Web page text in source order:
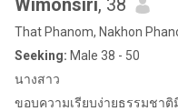
Wimonsiri, 38
That Phanom, Nakhon
Seeking: Male 38 - 50
นางสาว
ขอบความเรียบง่ายธรรมชาติ